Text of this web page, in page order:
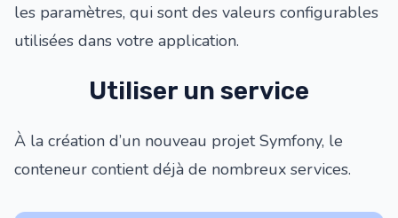
les paramètres, qui sont des valeurs configurables
utilisées dans votre application.
Utiliser un service
À la création d’un nouveau projet Symfony, le
conteneur contient déjà de nombreux services.